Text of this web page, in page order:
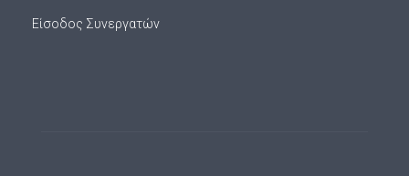
Είσοδος Συνεργατών